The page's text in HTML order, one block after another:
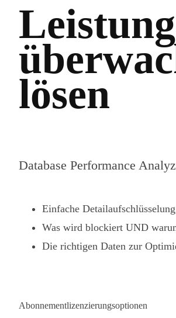
lösen
Database Performance
Einfache
Was wird blockiert UND
Die richtigen Daten zur
Abonnementlizenzierungsoptionen